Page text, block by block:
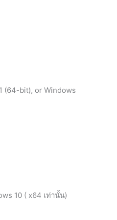
(64-bit), or Windows
10 ( x64 เท่านั้น)